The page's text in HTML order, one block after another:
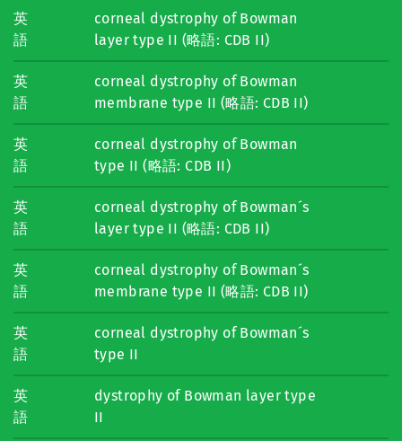
英
語
corneal dystrophy of Bowman
layer type II (略語: CDB II)
英
語
corneal dystrophy of Bowman
membrane type II (略語: CDB II)
英
語
corneal dystrophy of Bowman
type II (略語: CDB II)
英
語
corneal dystrophy of Bowman´s
layer type II (略語: CDB II)
英
語
corneal dystrophy of Bowman´s
membrane type II (略語: CDB II)
英
語
corneal dystrophy of Bowman´s
type II
英
語
dystrophy of Bowman layer type
II